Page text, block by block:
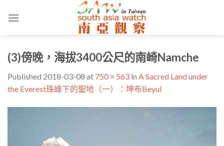
(3)傍晚，海拔3400公尺的南崎Namche
Published 2018-03-08 at 750 × 563 in A Sacred Land under
the Everest珠峰下的聖地（一）：坤布Beyul